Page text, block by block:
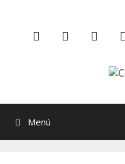
contenido
Menú